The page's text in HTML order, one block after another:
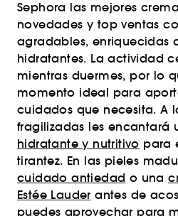
Sephora las mejores
novedades y top ventas
agradables, enriquecidas
hidratantes. La actividad
mientras duermes, por lo
momento ideal para
cuidados que necesita. A
fragilizadas les encantará
hidratante y nutritivo para
tirantez. En las pieles
cuidado antiedad o una
Estée Lauder antes de
puedes aprovechar para